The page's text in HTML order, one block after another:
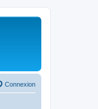
Connexion